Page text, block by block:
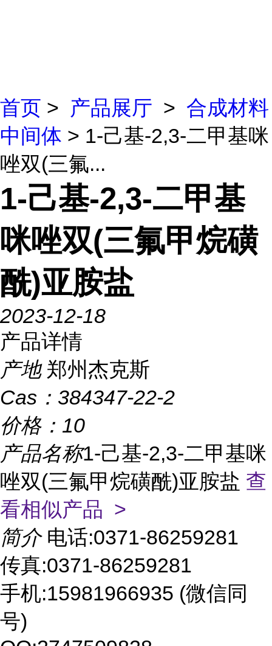
首页 > 产品展厅 > 合成材料
中间体 > 1-己基-2,3-二甲基咪
唑双(三氟...
1-己基-2,3-二甲基
咪唑双(三氟甲烷磺
酰)亚胺盐
2023-12-18
产品详情
产地 郑州杰克斯
Cas： 384347-22-2
价格： 10
产品名称1-己基-2,3-二甲基咪
唑双(三氟甲烷磺酰)亚胺盐 查
看相似产品 >
简介 电话:0371-86259281
传真:0371-86259281
手机:15981966935 (微信同
号)